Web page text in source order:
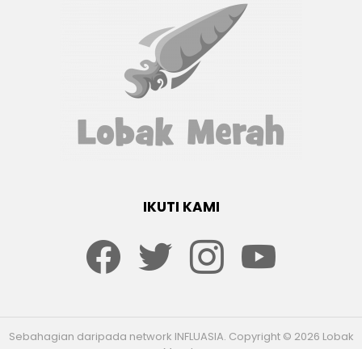
IKUTI KAMI
Sebahagian daripada network INFLUASIA. Copyright © 2026 Lobak